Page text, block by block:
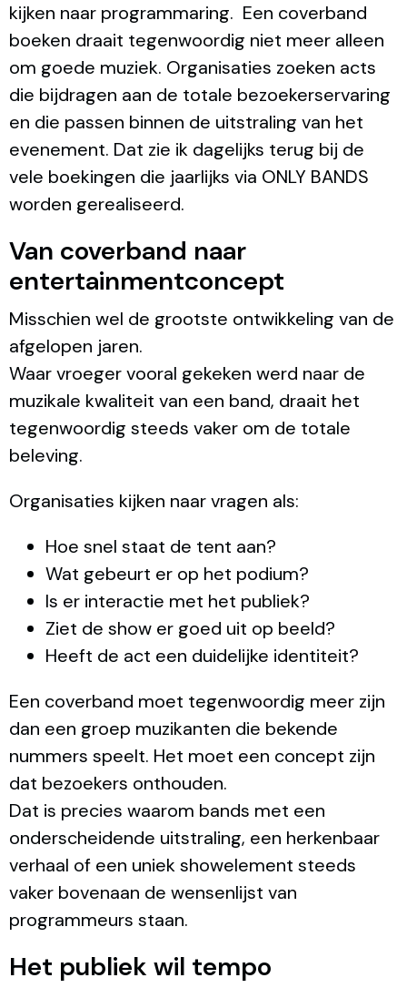
kijken naar programmaring. Een coverband
boeken draait tegenwoordig niet meer alleen
om goede muziek. Organisaties zoeken acts
die bijdragen aan de totale bezoekerservaring
en die passen binnen de uitstraling van het
evenement. Dat zie ik dagelijks terug bij de
vele boekingen die jaarlijks via ONLY BANDS
worden gerealiseerd.
Van coverband naar
entertainmentconcept
Misschien wel de grootste ontwikkeling van de
afgelopen jaren.
Waar vroeger vooral gekeken werd naar de
muzikale kwaliteit van een band, draait het
tegenwoordig steeds vaker om de totale
beleving.
Organisaties kijken naar vragen als:
Hoe snel staat de tent aan?
Wat gebeurt er op het podium?
Is er interactie met het publiek?
Ziet de show er goed uit op beeld?
Heeft de act een duidelijke identiteit?
Een coverband moet tegenwoordig meer zijn
dan een groep muzikanten die bekende
nummers speelt. Het moet een concept zijn
dat bezoekers onthouden.
Dat is precies waarom bands met een
onderscheidende uitstraling, een herkenbaar
verhaal of een uniek showelement steeds
vaker bovenaan de wensenlijst van
programmeurs staan.
Het publiek wil tempo